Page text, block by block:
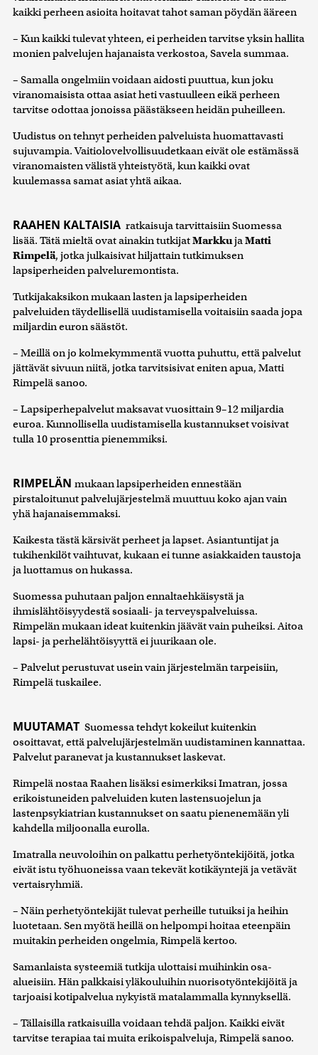
kaikki perheen asioita hoitavat tahot saman pöydän ääreen
– Kun kaikki tulevat yhteen, ei perheiden tarvitse yksin hallita
monien palvelujen hajanaista verkostoa, Savela summaa.
– Samalla ongelmiin voidaan aidosti puuttua, kun joku
viranomaisista ottaa asiat heti vastuulleen eikä perheen
tarvitse odottaa jonoissa päästäkseen heidän puheilleen.
Uudistus on tehnyt perheiden palveluista huomattavasti
sujuvampia. Vaitiolovelvollisuudetkaan eivät ole estämässä
viranomaisten välistä yhteistyötä, kun kaikki ovat
kuulemassa samat asiat yhtä aikaa.
RAAHEN KALTAISIA ratkaisuja tarvittaisiin Suomessa
lisää. Tätä mieltä ovat ainakin tutkijatMarkkujaMatti
Rimpelä, jotka julkaisivat hiljattain tutkimuksen
lapsiperheiden palveluremontista.
Tutkijakaksikon mukaan lasten ja lapsiperheiden
palveluiden täydellisellä uudistamisella voitaisiin saada jopa
miljardin euron säästöt.
– Meillä on jo kolmekymmentä vuotta puhuttu, että palvelut
jättävät sivuun niitä, jotka tarvitsisivat eniten apua, Matti
Rimpelä sanoo.
– Lapsiperhepalvelut maksavat vuosittain 9–12 miljardia
euroa. Kunnollisella uudistamisella kustannukset voisivat
tulla 10 prosenttia pienemmiksi.
RIMPELÄN mukaan lapsiperheiden ennestään
pirstaloitunut palvelujärjestelmä muuttuu koko ajan vain
yhä hajanaisemmaksi.
Kaikesta tästä kärsivät perheet ja lapset. Asiantuntijat ja
tukihenkilöt vaihtuvat, kukaan ei tunne asiakkaiden taustoja
ja luottamus on hukassa.
Suomessa puhutaan paljon ennaltaehkäisystä ja
ihmislähtöisyydestä sosiaali- ja terveyspalveluissa.
Rimpelän mukaan ideat kuitenkin jäävät vain puheiksi. Aitoa
lapsi- ja perhelähtöisyyttä ei juurikaan ole.
– Palvelut perustuvat usein vain järjestelmän tarpeisiin,
Rimpelä tuskailee.
MUUTAMAT Suomessa tehdyt kokeilut kuitenkin
osoittavat, että palvelujärjestelmän uudistaminen kannattaa.
Palvelut paranevat ja kustannukset laskevat.
Rimpelä nostaa Raahen lisäksi esimerkiksi Imatran, jossa
erikoistuneiden palveluiden kuten lastensuojelun ja
lastenpsykiatrian kustannukset on saatu pienenemään yli
kahdella miljoonalla eurolla.
Imatralla neuvoloihin on palkattu perhetyöntekijöitä, jotka
eivät istu työhuoneissa vaan tekevät kotikäyntejä ja vetävät
vertaisryhmiä.
– Näin perhetyöntekijät tulevat perheille tutuiksi ja heihin
luotetaan. Sen myötä heillä on helpompi hoitaa eteenpäin
muitakin perheiden ongelmia, Rimpelä kertoo.
Samanlaista systeemiä tutkija ulottaisi muihinkin osa-
alueisiin. Hän palkkaisi yläkouluihin nuorisotyöntekijöitä ja
tarjoaisi kotipalvelua nykyistä matalammalla kynnyksellä.
– Tällaisilla ratkaisuilla voidaan tehdä paljon. Kaikki eivät
tarvitse terapiaa tai muita erikoispalveluja, Rimpelä sanoo.